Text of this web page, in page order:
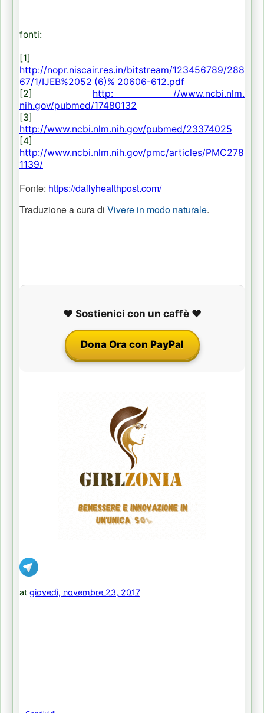
fonti:
[1]
http://nopr.niscair.res.in/bitstream/123456789/288
67/1/IJEB%2052 (6)% 20606-612.pdf
[2] http: //www.ncbi.nlm.
nih.gov/pubmed/17480132
[3]
http://www.ncbi.nlm.nih.gov/pubmed/23374025
[4]
http://www.ncbi.nlm.nih.gov/pmc/articles/PMC278
1139/
Fonte: https://dailyhealthpost.com/
Traduzione a cura di Vivere in modo naturale.
❤️ Sostienici con un caffè ❤️
Dona Ora con PayPal
at giovedì, novembre 23, 2017